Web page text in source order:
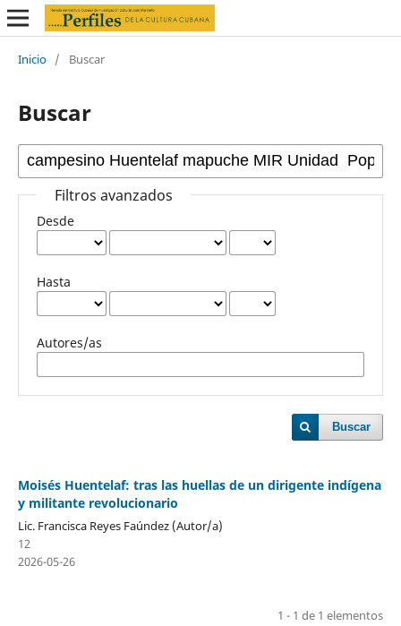
Inicio / Buscar
Buscar
Filtros avanzados
Desde
Hasta
Autores/as
Buscar
Moisés Huentelaf: tras las huellas de un dirigente indígena
y militante revolucionario
Lic. Francisca Reyes Faúndez (Autor/a)
12
2026-05-26
1 - 1 de 1 elementos